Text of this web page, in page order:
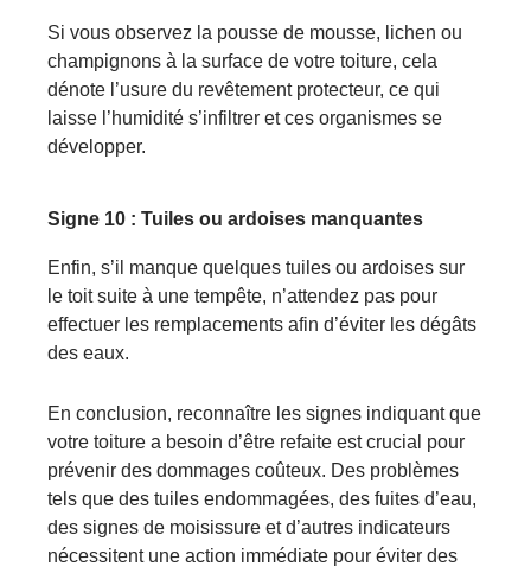
Si vous observez la pousse de mousse, lichen ou
champignons à la surface de votre toiture, cela
dénote l’usure du revêtement protecteur, ce qui
laisse l’humidité s’infiltrer et ces organismes se
développer.
Signe 10 : Tuiles ou ardoises manquantes
Enfin, s’il manque quelques tuiles ou ardoises sur
le toit suite à une tempête, n’attendez pas pour
effectuer les remplacements afin d’éviter les dégâts
des eaux.
En conclusion, reconnaître les signes indiquant que
votre toiture a besoin d’être refaite est crucial pour
prévenir des dommages coûteux. Des problèmes
tels que des tuiles endommagées, des fuites d’eau,
des signes de moisissure et d’autres indicateurs
nécessitent une action immédiate pour éviter des